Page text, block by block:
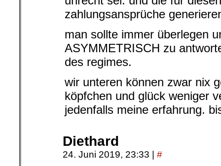
zahlungsansprüche
man sollte immer überlegen
ASYMMETRISCH zu
des regimes.
wir unteren können zwar nix
köpfchen und glück weniger
jedenfalls meine erfahrung.
Diethard
24. Juni 2019, 23:33 #